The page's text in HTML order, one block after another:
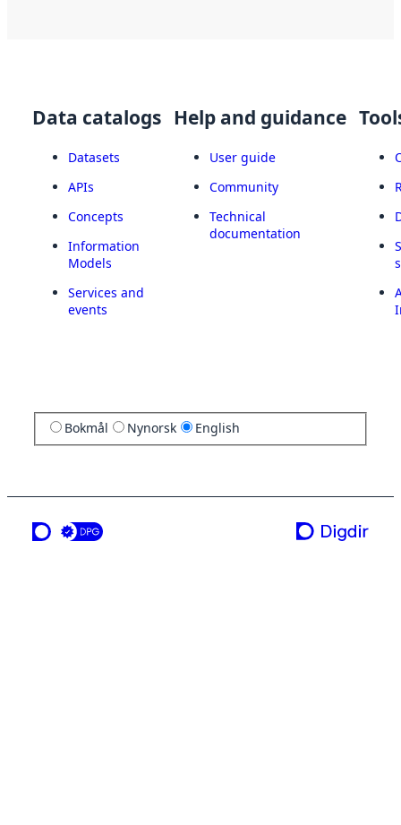
Data catalogs
Datasets
APIs
Concepts
Information
Models
Services and
events
Help and guidance
User guide
Community
Technical
documentation
Bokmål Nynorsk English